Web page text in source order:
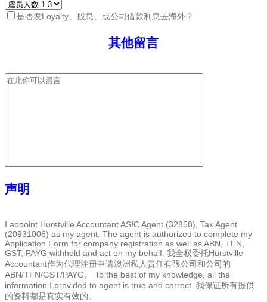
是否发Loyalty、股息、或公司借款利息去海外？
其他留言
声明
I appoint Hurstville Accountant ASIC Agent (32858), Tax Agent
(20931006) as my agent. The agent is authorized to complete my
Application Form for company registration as well as ABN, TFN,
GST, PAYG withheld and act on my behalf. 我全权委托Hurstville
Accountant作为代理注册申请澳洲私人责任有限公司和公司的
ABN/TFN/GST/PAYG。 To the best of my knowledge, all the
information I provided to agent is true and correct. 我保证所有提供
的资料都是真实有效的。